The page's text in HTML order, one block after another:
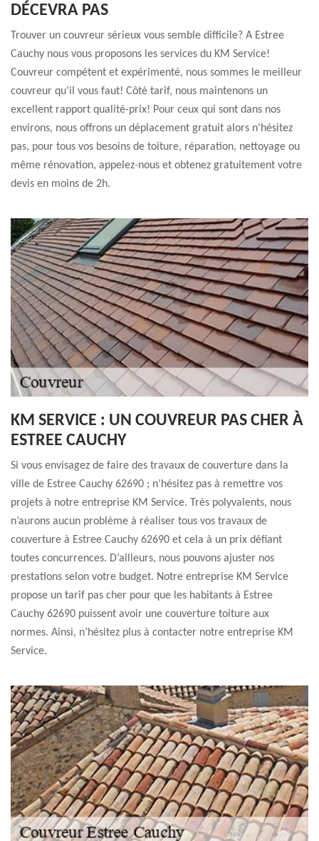
DÉCEVRA PAS
Trouver un couvreur sérieux vous semble difficile? A Estree
Cauchy nous vous proposons les services du KM Service!
Couvreur compétent et expérimenté, nous sommes le meilleur
couvreur qu'il vous faut! Côté tarif, nous maintenons un
excellent rapport qualité-prix! Pour ceux qui sont dans nos
environs, nous offrons un déplacement gratuit alors n'hésitez
pas, pour tous vos besoins de toiture, réparation, nettoyage ou
même rénovation, appelez-nous et obtenez gratuitement votre
devis en moins de 2h.
KM SERVICE : UN COUVREUR PAS CHER À
ESTREE CAUCHY
Si vous envisagez de faire des travaux de couverture dans la
ville de Estree Cauchy 62690 ; n’hésitez pas à remettre vos
projets à notre entreprise KM Service. Très polyvalents, nous
n’aurons aucun problème à réaliser tous vos travaux de
couverture à Estree Cauchy 62690 et cela à un prix défiant
toutes concurrences. D’ailleurs, nous pouvons ajuster nos
prestations selon votre budget. Notre entreprise KM Service
propose un tarif pas cher pour que les habitants à Estree
Cauchy 62690 puissent avoir une couverture toiture aux
normes. Ainsi, n’hésitez plus à contacter notre entreprise KM
Service.